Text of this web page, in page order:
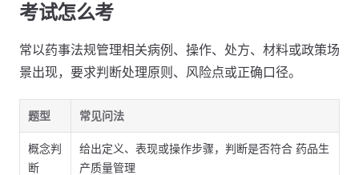
考试怎么考
常以药事法规管理相关病例、操作、处方、材料或政策场
景出现，要求判断处理原则、风险点或正确口径。
题型 常见问法
概念判
断
给出定义、表现或操作步骤，判断是否符合 药品生
产质量管理